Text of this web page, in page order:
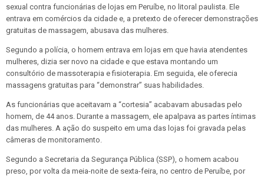
sexual contra funcionárias de lojas em Peruíbe, no litoral paulista. Ele
entrava em comércios da cidade e, a pretexto de oferecer demonstrações
gratuitas de massagem, abusava das mulheres.
Segundo a polícia, o homem entrava em lojas em que havia atendentes
mulheres, dizia ser novo na cidade e que estava montando um
consultório de massoterapia e fisioterapia. Em seguida, ele oferecia
massagens gratuitas para “demonstrar” suas habilidades.
As funcionárias que aceitavam a “cortesia” acabavam abusadas pelo
homem, de 44 anos. Durante a massagem, ele apalpava as partes íntimas
das mulheres. A ação do suspeito em uma das lojas foi gravada pelas
câmeras de monitoramento.
Segundo a Secretaria da Segurança Pública (SSP), o homem acabou
preso, por volta da meia-noite de sexta-feira, no centro de Peruíbe, por